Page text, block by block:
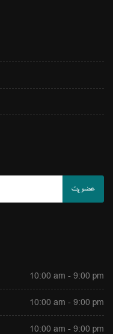
عضویت
10:00 am - 9:00 pm
10:00 am - 9:00 pm
10:00 am - 9:00 pm